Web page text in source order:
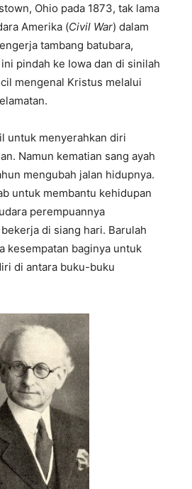
Ohio pada 1873, tak lama
Amerika (Civil War) dalam
tambang batubara,
pindah ke Iowa dan di sinilah
mengenal Kristus melalui
untuk menyerahkan diri
Namun kematian sang ayah
mengubah jalan hidupnya.
untuk membantu kehidupan
perempuannya
di siang hari. Barulah
kesempatan baginya untuk
di antara buku-buku